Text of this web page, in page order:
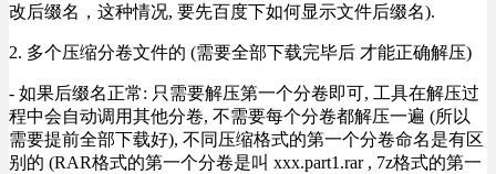
改后缀名，这种情况, 要先百度下如何显示文件后缀名).
2. 多个压缩分卷文件的 (需要全部下载完毕后 才能正确解压)
- 如果后缀名正常: 只需要解压第一个分卷即可, 工具在解压过
程中会自动调用其他分卷, 不需要每个分卷都解压一遍 (所以
需要提前全部下载好), 不同压缩格式的第一个分卷命名是有区
别的 (RAR格式的第一个分卷是叫 xxx.part1.rar , 7z格式的第一